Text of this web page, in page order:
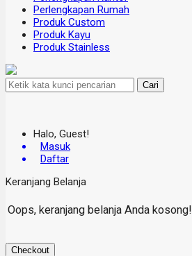
Perlengkapan Rumah
Produk Custom
Produk Kayu
Produk Stainless
Cari
Halo, Guest!
Masuk
Daftar
Keranjang Belanja
Oops, keranjang belanja Anda kosong!
Checkout